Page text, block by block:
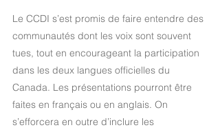
Le CCDI s’est promis de faire entendre des
communautés dont les voix sont souvent
tues, tout en encourageant la participation
dans les deux langues officielles du
Canada. Les présentations pourront être
faites en français ou en anglais. On
s’efforcera en outre d’inclure les